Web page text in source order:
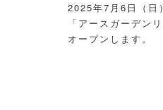
2025年7月6日（日
「アースガーデン
オープンします。